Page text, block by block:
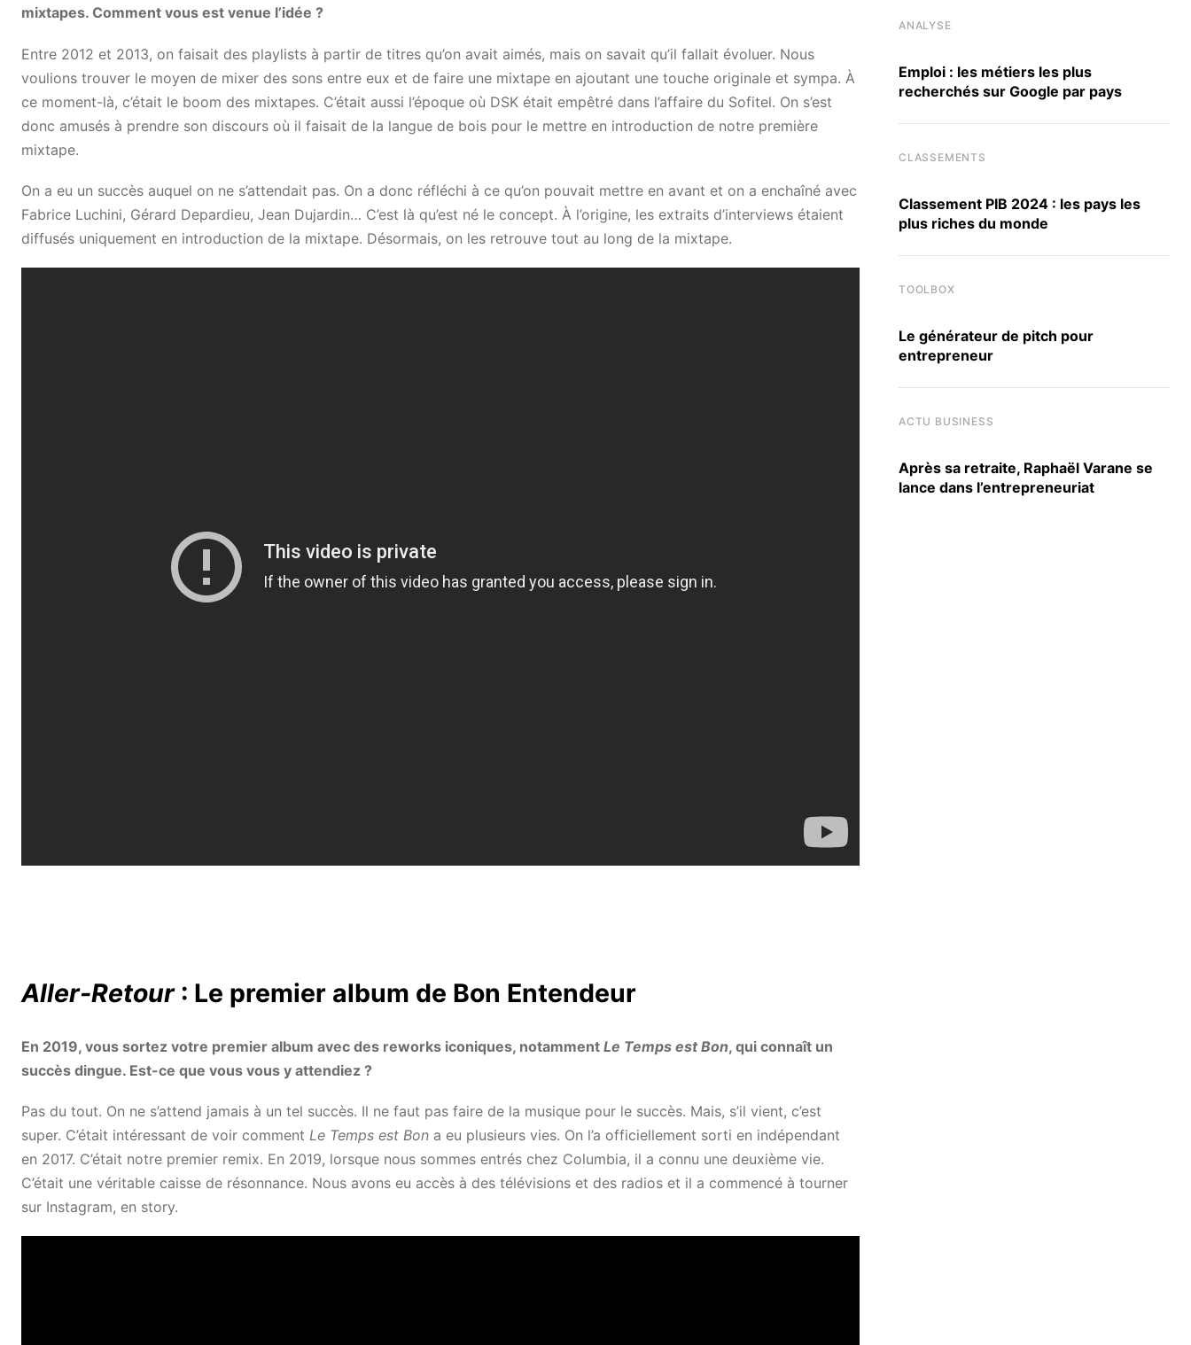
mixtapes. Comment vous est venue l’idée ?
Entre 2012 et 2013, on faisait des playlists à partir de titres qu’on avait aimés, mais on savait qu’il fallait évoluer. Nous
voulions trouver le moyen de mixer des sons entre eux et de faire une mixtape en ajoutant une touche originale et sympa. À
ce moment-là, c’était le boom des mixtapes. C’était aussi l’époque où DSK était empêtré dans l’affaire du Sofitel. On s’est
donc amusés à prendre son discours où il faisait de la langue de bois pour le mettre en introduction de notre première
mixtape.
On a eu un succès auquel on ne s’attendait pas. On a donc réfléchi à ce qu’on pouvait mettre en avant et on a enchaîné avec
Fabrice Luchini, Gérard Depardieu, Jean Dujardin… C’est là qu’est né le concept. À l’origine, les extraits d’interviews étaient
diffusés uniquement en introduction de la mixtape. Désormais, on les retrouve tout au long de la mixtape.
Aller-Retour: Le premier album de Bon Entendeur
En 2019, vous sortez votre premier album avec des reworks iconiques, notamment Le Temps est Bon, qui connaît un
succès dingue. Est-ce que vous vous y attendiez ?
Pas du tout. On ne s’attend jamais à un tel succès. Il ne faut pas faire de la musique pour le succès. Mais, s’il vient, c’est
super. C’était intéressant de voir comment Le Temps est Bon a eu plusieurs vies. On l’a officiellement sorti en indépendant
en 2017. C’était notre premier remix. En 2019, lorsque nous sommes entrés chez Columbia, il a connu une deuxième vie.
C’était une véritable caisse de résonnance. Nous avons eu accès à des télévisions et des radios et il a commencé à tourner
sur Instagram, en story.
ANALYSE
Emploi : les métiers les plus
recherchés sur Google par pays
CLASSEMENTS
Classement PIB 2024 : les pays les
plus riches du monde
TOOLBOX
Le générateur de pitch pour
entrepreneur
ACTU BUSINESS
Après sa retraite, Raphaël Varane se
lance dans l’entrepreneuriat